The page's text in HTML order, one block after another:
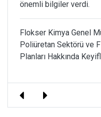
önemli bilgiler verdi.
Flokser Kimya Genel
Poliüretan Sektörü ve
Planları Hakkında